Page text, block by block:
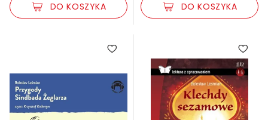
DO KOSZYKA DO KOSZYKA